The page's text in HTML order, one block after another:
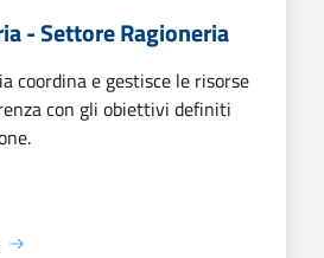
- Settore Ragioneria
coordina e gestisce le risorse
con gli obiettivi definiti